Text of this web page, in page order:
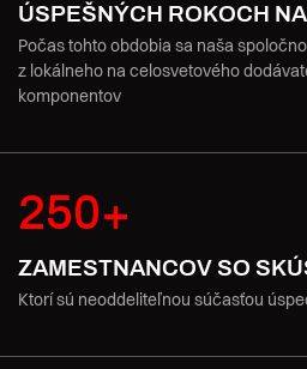
ÚSPEŠNÝCH ROKOCH
Počas tohto obdobia sa naša
z lokálneho na celosvetového
komponentov
250+
ZAMESTNANCOV SO
Ktorí sú neoddeliteľnou súčasťou